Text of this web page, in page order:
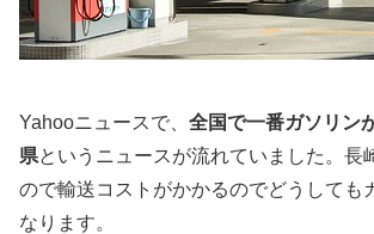
Yahooニュースで、 全国で一番ガソリン
県というニュースが流れていました。長
ので輸送コストがかかるのでどうしても
なります。